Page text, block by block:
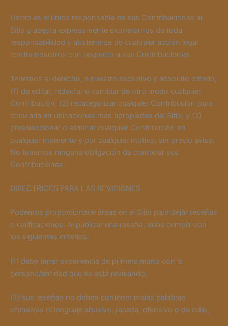
Usted es el único responsable de sus Contribuciones al
Sitio y acepta expresamente exonerarnos de toda
responsabilidad y abstenerse de cualquier acción legal
contra nosotros con respecto a sus Contribuciones.
Tenemos el derecho, a nuestro exclusivo y absoluto criterio,
(1) de editar, redactar o cambiar de otro modo cualquier
Contribución; (2) recategorizar cualquier Contribución para
colocarla en ubicaciones más apropiadas del Sitio; y (3)
preseleccionar o eliminar cualquier Contribución en
cualquier momento y por cualquier motivo, sin previo aviso.
No tenemos ninguna obligación de controlar sus
Contribuciones.
DIRECTRICES PARA LAS REVISIONES
Podemos proporcionarle áreas en el Sitio para dejar reseñas
o calificaciones. Al publicar una reseña, debe cumplir con
los siguientes criterios:
(1) debe tener experiencia de primera mano con la
persona/entidad que se está revisando;
(2) sus reseñas no deben contener malas palabras
ofensivas ni lenguaje abusivo, racista, ofensivo o de odio;